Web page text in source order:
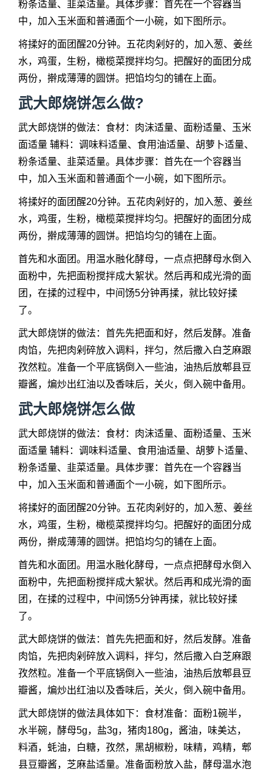
粉条适量、韭菜适量。具体步骤：首先在一个容器当
中，加入玉米面和普通面个一小碗，如下图所示。
将揉好的面团醒20分钟。五花肉剁好的，加入葱、姜丝
水，鸡蛋，生粉，橄榄菜搅拌均匀。把醒好的面团分成
两份，擀成薄薄的圆饼。把馅均匀的铺在上面。
武大郎烧饼怎么做?
武大郎烧饼的做法：食材：肉沫适量、面粉适量、玉米
面适量 辅料：调味料适量、食用油适量、胡萝卜适量、
粉条适量、韭菜适量。具体步骤：首先在一个容器当
中，加入玉米面和普通面个一小碗，如下图所示。
将揉好的面团醒20分钟。五花肉剁好的，加入葱、姜丝
水，鸡蛋，生粉，橄榄菜搅拌均匀。把醒好的面团分成
两份，擀成薄薄的圆饼。把馅均匀的铺在上面。
首先和水面团。用温水融化酵母，一点点把酵母水倒入
面粉中，先把面粉搅拌成大絮状。然后再和成光滑的面
团，在揉的过程中，中间饧5分钟再揉，就比较好揉
了。
武大郎烧饼的做法：首先先把面和好，然后发酵。准备
肉馅，先把肉剁碎放入调料，拌匀，然后撒入白芝麻跟
孜然粒。准备一个平底锅倒入一些油，油热后放郫县豆
瓣酱，煸炒出红油以及香味后，关火，倒入碗中备用。
武大郎烧饼怎么做
武大郎烧饼的做法：食材：肉沫适量、面粉适量、玉米
面适量 辅料：调味料适量、食用油适量、胡萝卜适量、
粉条适量、韭菜适量。具体步骤：首先在一个容器当
中，加入玉米面和普通面个一小碗，如下图所示。
将揉好的面团醒20分钟。五花肉剁好的，加入葱、姜丝
水，鸡蛋，生粉，橄榄菜搅拌均匀。把醒好的面团分成
两份，擀成薄薄的圆饼。把馅均匀的铺在上面。
首先和水面团。用温水融化酵母，一点点把酵母水倒入
面粉中，先把面粉搅拌成大絮状。然后再和成光滑的面
团，在揉的过程中，中间饧5分钟再揉，就比较好揉
了。
武大郎烧饼的做法：首先先把面和好，然后发酵。准备
肉馅，先把肉剁碎放入调料，拌匀，然后撒入白芝麻跟
孜然粒。准备一个平底锅倒入一些油，油热后放郫县豆
瓣酱，煸炒出红油以及香味后，关火，倒入碗中备用。
武大郎烧饼的做法具体如下：食材准备：面粉1碗半，
水半碗，酵母5g，盐3g，猪肉180g，酱油，味美达，
料酒，蚝油，白糖，孜然，黑胡椒粉，味精，鸡精，郫
县豆瓣酱，芝麻盐适量。准备面粉放入盐，酵母温水泡